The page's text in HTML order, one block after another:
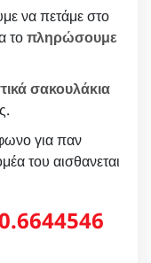
να πετάμε στο
τοπληρώσουμε
σακουλάκια
για παν
του αισθανεται